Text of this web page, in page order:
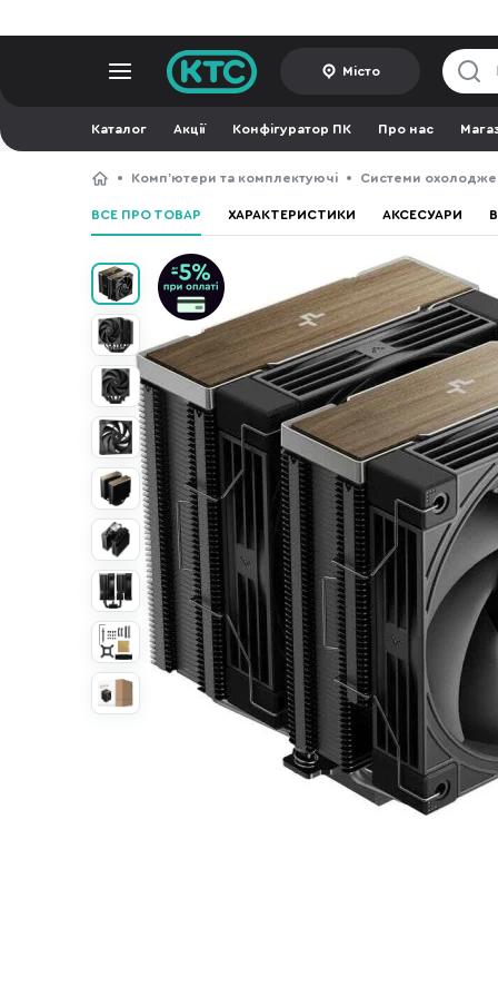
Місто
Каталог Акції Конфігуратор ПК Про нас
Компʼютери та комплектуючі Системи
ВСЕ ПРО ТОВАР ХАРАКТЕРИСТИКИ АКСЕСУАРИ